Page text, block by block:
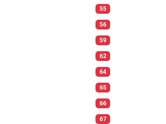
55
56
59
62
64
65
66
67